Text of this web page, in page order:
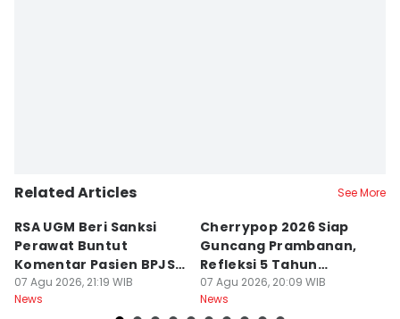
Related Articles See More
RSA UGM Beri Sanksi
Perawat Buntut
Komentar Pasien BPJS
di Medsos
07 Agu 2026, 21:19 WIB
News
Cherrypop 2026 Siap
Guncang Prambanan,
Refleksi 5 Tahun
Perjalanan
07 Agu 2026, 20:09 WIB
News